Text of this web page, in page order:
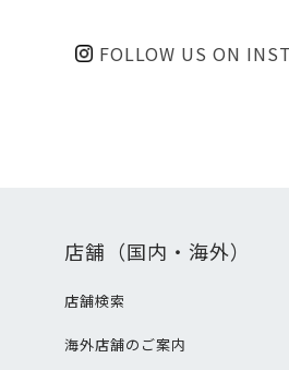
FOLLOW US ON
店舗（国内・海外）
店舗検索
海外店舗のご案内